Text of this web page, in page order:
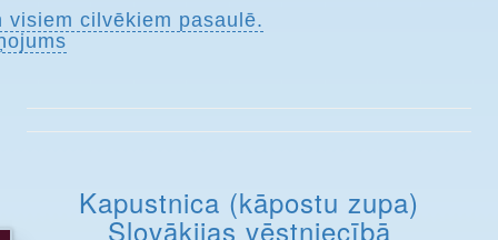
cilvēkiem pasaulē.
Kapustnica (kāpostu zupa)
Slovākijas vēstniecībā